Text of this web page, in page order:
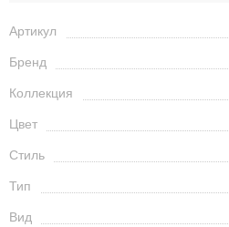
Артикул
Бренд
Коллекция
Цвет
Стиль
Тип
Вид